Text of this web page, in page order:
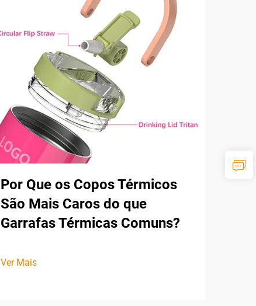
Por Que os Copos Térmicos
São Mais Caros do que
Garrafas Térmicas Comuns?
Ver Mais